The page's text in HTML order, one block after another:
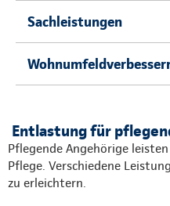
Sachleistungen
Entlastung für
Pflegende Angehörige
Pflege. Verschiedene
zu erleichtern.